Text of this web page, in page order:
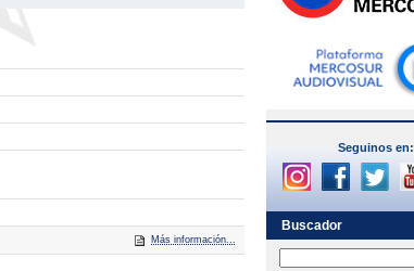
Más información...
Seguinos en:
Buscador